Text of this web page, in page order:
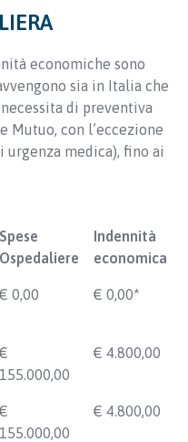
economiche sono
sia in Italia che
di preventiva
Mutuo, con l’eccezione
medica), fino ai
Spese
Ospedaliere
Indennità
economica
€ 0,00 € 0,00*
€
155.000,00
€ 4.800,00
€
155.000,00
€ 4.800,00